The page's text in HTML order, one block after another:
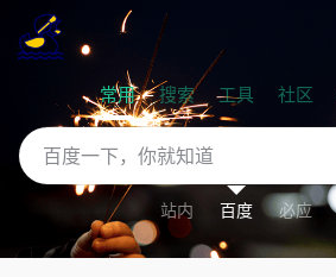
常用 搜索 工具 社区
站内 百度 必应